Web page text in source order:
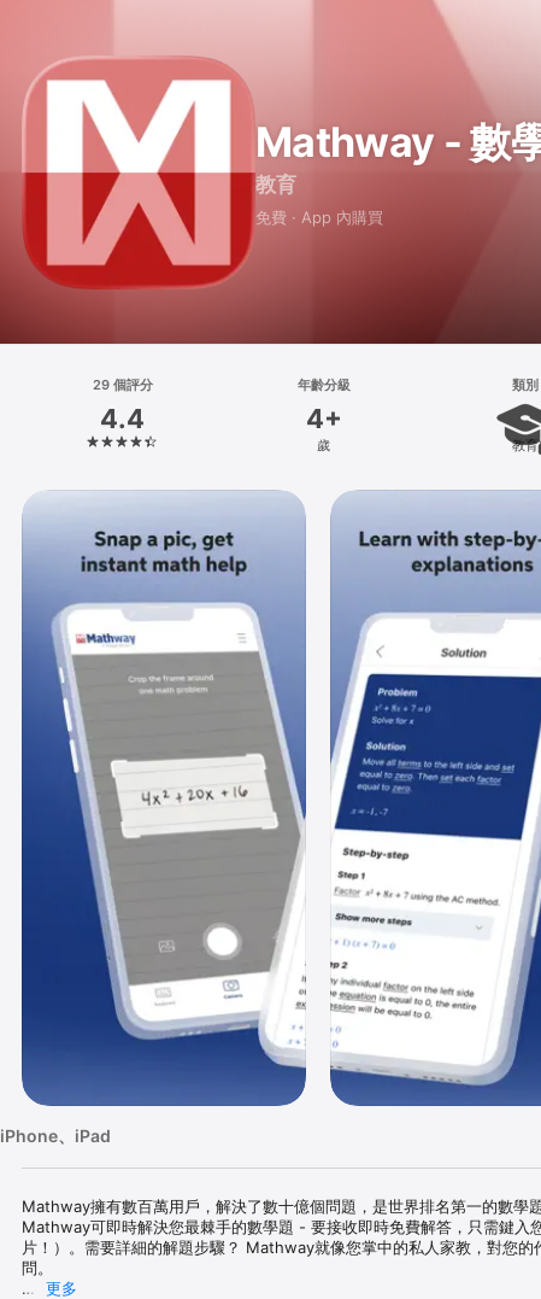
Mathway - 數
教育
免費 · App 內購買
29 個評分
4.4
年齡分級
4+
歲
類別
教育
iPhone、iPad
Mathway擁有數百萬用戶，解決了數十億個問題，是世界排名第一的數學
Mathway可即時解決您最棘手的數學題 - 要接收即時免費解答，只需鍵入
片！）。需要詳細的解題步驟？ Mathway就像您掌中的私人家教，對您
問。
更多